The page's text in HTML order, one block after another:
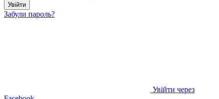
Увійти
Забули пароль?
Увійти через